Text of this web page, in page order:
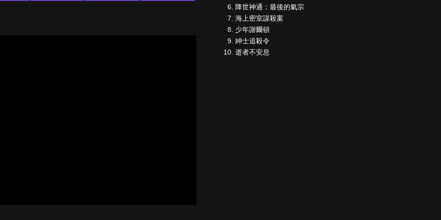
降世神通：最後的氣宗
海上密室謀殺案
少年謝爾頓
紳士追殺令
逝者不安息